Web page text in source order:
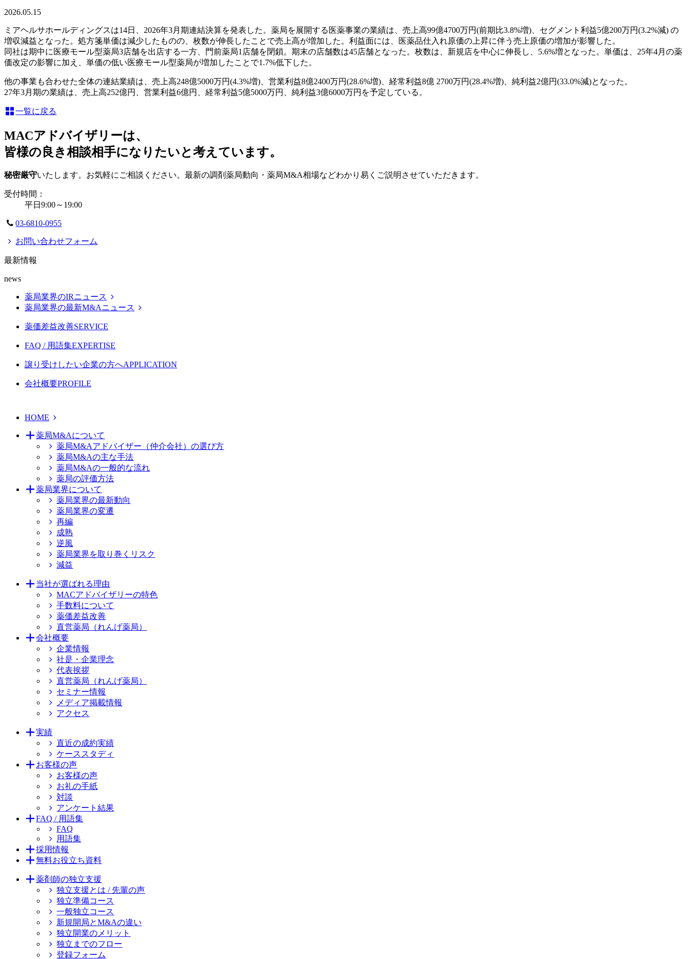
2026.05.15
ミアヘルサホールディングスは14日、2026年3月期連結決算を発表した。薬局を展開する医薬事業の業績は、売上高99億4700万円(前期比3.8%増)、セグメント利益5億200万円(3.2%減) の
増収減益となった。処方箋単価は減少したものの、枚数が伸長したことで売上高が増加した。利益面には、医薬品仕入れ原価の上昇に伴う売上原価の増加が影響した。
同社は期中に医療モール型薬局3店舗を出店する一方、門前薬局1店舗を閉鎖。期末の店舗数は45店舗となった。枚数は、新規店を中心に伸長し、5.6%増となった。単価は、25年4月の薬
価改定の影響に加え、単価の低い医療モール型薬局が増加したことで1.7%低下した。
他の事業も合わせた全体の連結業績は、売上高248億5000万円(4.3%増)、営業利益8億2400万円(28.6%増)、経常利益8億 2700万円(28.4%増)、純利益2億円(33.0%減)となった。
27年3月期の業績は、売上高252億円、営業利益6億円、経常利益5億5000万円、純利益3億6000万円を予定している。
一覧に戻る
MACアドバイザリーは、
皆様の良き相談相手になりたいと考えています。
秘密厳守いたします。お気軽にご相談ください。最新の調剤薬局動向・薬局M&A相場などわかり易くご説明させていただきます。
受付時間：
平日9:00～19:00
03-6810-0955
お問い合わせフォーム
最新情報
news
薬局業界のIRニュース
薬局業界の最新M&Aニュース
薬価差益改善SERVICE
FAQ / 用語集EXPERTISE
譲り受けしたい企業の方へAPPLICATION
会社概要PROFILE
HOME
薬局M&Aについて
薬局M&Aアドバイザー（仲介会社）の選び方
薬局M&Aの主な手法
薬局M&Aの一般的な流れ
薬局の評価方法
薬局業界について
薬局業界の最新動向
薬局業界の変遷
再編
成熟
逆風
薬局業界を取り巻くリスク
減益
当社が選ばれる理由
MACアドバイザリーの特色
手数料について
薬価差益改善
直営薬局（れんげ薬局）
会社概要
企業情報
社是・企業理念
代表挨拶
直営薬局（れんげ薬局）
セミナー情報
メディア掲載情報
アクセス
実績
直近の成約実績
ケーススタディ
お客様の声
お客様の声
お礼の手紙
対談
アンケート結果
FAQ / 用語集
FAQ
用語集
採用情報
無料お役立ち資料
薬剤師の独立支援
独立支援とは / 先輩の声
独立準備コース
一般独立コース
新規開局とM&Aの違い
独立開業のメリット
独立までのフロー
登録フォーム